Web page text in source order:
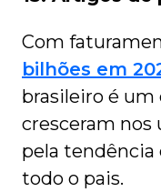
Com
bilhões em
brasileiro é um
cresceram nos
pela tendência
todo o pais.